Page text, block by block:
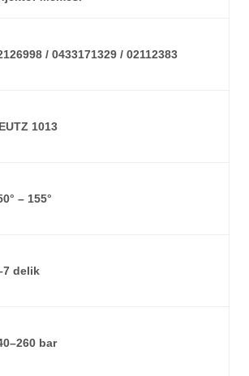
/ 0433171329 / 02112383
1013
– 155°
delik
bar